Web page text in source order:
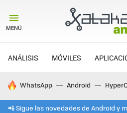
MENÚ
ANÁLISIS MÓVILES
HOY SE HABLA DE
WhatsApp Android
📲 Sigue las novedades de Android y